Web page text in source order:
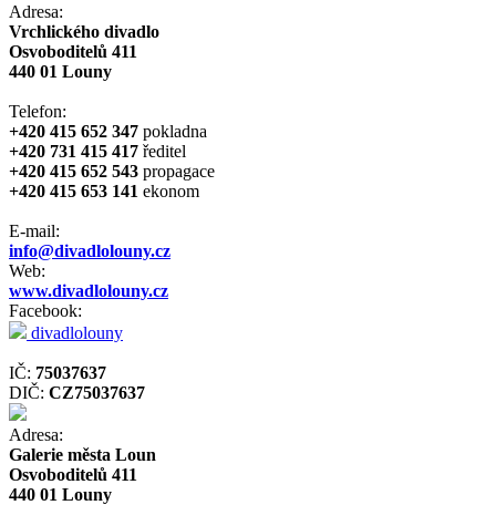
Adresa:
Vrchlického divadlo
Osvoboditelů 411
440 01 Louny
Telefon:
+420 415 652 347 pokladna
+420 731 415 417 ředitel
+420 415 652 543 propagace
+420 415 653 141 ekonom
E-mail:
info@divadlolouny.cz
Web:
www.divadlolouny.cz
Facebook:
divadlolouny
IČ: 75037637
DIČ: CZ75037637
Adresa:
Galerie města Loun
Osvoboditelů 411
440 01 Louny